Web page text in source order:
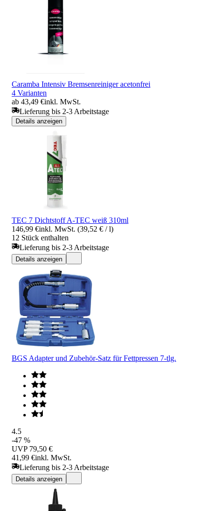
Caramba Intensiv Bremsenreiniger acetonfrei
4 Varianten
ab 43,49 €inkl. MwSt.
Lieferung bis 2-3 Arbeitstage
Details anzeigen
TEC 7 Dichtstoff A-TEC weiß 310ml
146,99 €inkl. MwSt. (39,52 € / l)
12 Stück enthalten
Lieferung bis 2-3 Arbeitstage
Details anzeigen
BGS Adapter und Zubehör-Satz für Fettpressen 7-tlg.
4.5
-47 %
UVP 79,50 €
41,99 €inkl. MwSt.
Lieferung bis 2-3 Arbeitstage
Details anzeigen